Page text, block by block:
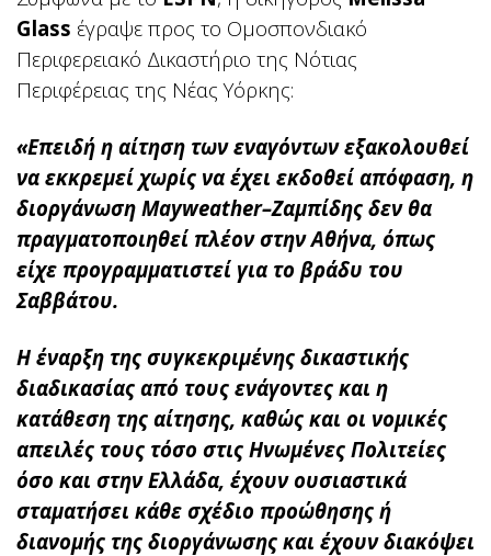
Glass έγραψε προς το Ομοσπονδιακό
Περιφερειακό Δικαστήριο της Νότιας
Περιφέρειας της Νέας Υόρκης:
«Επειδή η αίτηση των εναγόντων εξακολουθεί
να εκκρεμεί χωρίς να έχει εκδοθεί απόφαση, η
διοργάνωση Mayweather–Ζαμπίδης δεν θα
πραγματοποιηθεί πλέον στην Αθήνα, όπως
είχε προγραμματιστεί για το βράδυ του
Σαββάτου.
Η έναρξη της συγκεκριμένης δικαστικής
διαδικασίας από τους ενάγοντες και η
κατάθεση της αίτησης, καθώς και οι νομικές
απειλές τους τόσο στις Ηνωμένες Πολιτείες
όσο και στην Ελλάδα, έχουν ουσιαστικά
σταματήσει κάθε σχέδιο προώθησης ή
διανομής της διοργάνωσης και έχουν διακόψει